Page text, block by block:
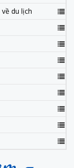
du lịch